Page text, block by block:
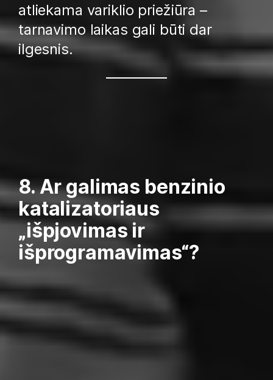
atliekama variklio priežiūra –
tarnavimo laikas gali būti dar
ilgesnis.
8. Ar galimas benzinio
katalizatoriaus
„išpjovimas ir
išprogramavimas“?